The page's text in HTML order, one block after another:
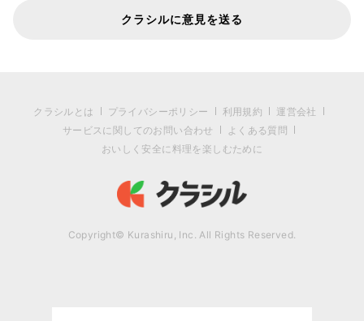
クラシルに意見を送る
クラシルとは プライバシーポリシー 利用規約
運営会社
サービスに関してのお問い合わせ
よくある質問
おいしく安全に料理を楽しむために
Copyright© Kurashiru, Inc. All Rights Reserved.